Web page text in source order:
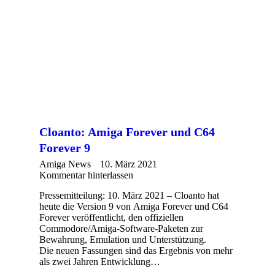
Cloanto: Amiga Forever und C64
Forever 9
Amiga News
10. März 2021
Kommentar hinterlassen
Pressemitteilung: 10. März 2021 – Cloanto hat
heute die Version 9 von Amiga Forever und C64
Forever veröffentlicht, den offiziellen
Commodore/Amiga-Software-Paketen zur
Bewahrung, Emulation und Unterstützung.
Die neuen Fassungen sind das Ergebnis von mehr
als zwei Jahren Entwicklung…